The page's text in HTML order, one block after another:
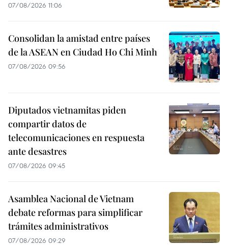
07/08/2026 11:06
Consolidan la amistad entre países
de la ASEAN en Ciudad Ho Chi Minh
07/08/2026 09:56
Diputados vietnamitas piden
compartir datos de
telecomunicaciones en respuesta
ante desastres
07/08/2026 09:45
Asamblea Nacional de Vietnam
debate reformas para simplificar
trámites administrativos
07/08/2026 09:29